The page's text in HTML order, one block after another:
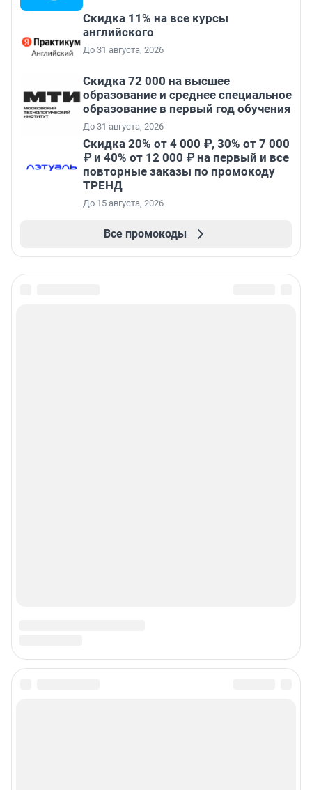
Скидка 11% на все курсы
английского
До 31 августа, 2026
Скидка 72 000 на высшее
образование и среднее специальное
образование в первый год обучения
До 31 августа, 2026
Скидка 20% от 4 000 ₽, 30% от 7 000
₽ и 40% от 12 000 ₽ на первый и все
повторные заказы по промокоду
ТРЕНД
До 15 августа, 2026
Все промокоды